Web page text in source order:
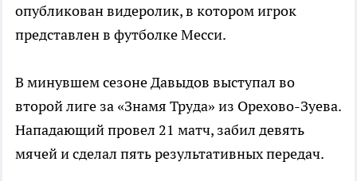
опубликован видеролик, в котором игрок
представлен в футболке Месси.
В минувшем сезоне Давыдов выступал во
второй лиге за «Знамя Труда» из Орехово-Зуева.
Нападающий провел 21 матч, забил девять
мячей и сделал пять результативных передач.